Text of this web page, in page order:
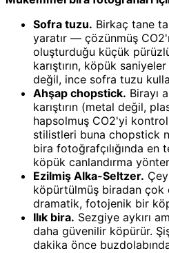
Sofra tuzu. Birkaç tane
yaratır — çözünmüş
oluşturduğu küçük
karıştırın, köpük
değil, ince sofra tuzu
Ahşap chopstick. Birayı
karıştırın (metal değil,
hapsolmuş CO2'yi
stilistleri buna chopstick
bira fotoğrafçılığında en
köpük canlandırma
Ezilmiş Alka-Seltzer.
köpürtülmüş biradan çok
dramatik, fotojenik bir
Ilık bira. Sezgiye aykırı
daha güvenilir köpürür.
dakika önce